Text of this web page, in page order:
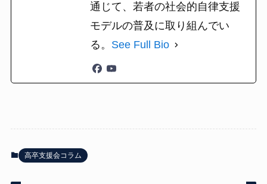
通じて、若者の社会的自律支援
モデルの普及に取り組んでい
る。 See Full Bio
高卒支援会コラム